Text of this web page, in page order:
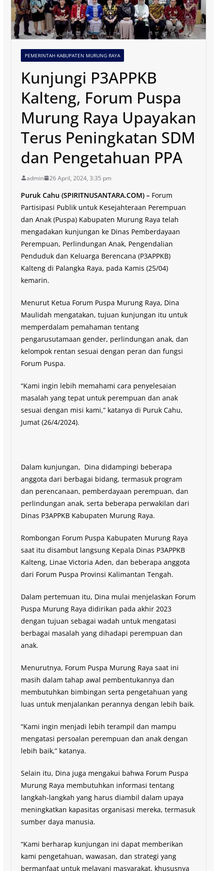
PEMERINTAH KABUPATEN MURUNG RAYA
Kunjungi P3APPKB
Kalteng, Forum Puspa
Murung Raya Upayakan
Terus Peningkatan SDM
dan Pengetahuan PPA
admin 26 April, 2024, 3:35 pm
Puruk Cahu (SPIRITNUSANTARA.COM) –Forum
Partisipasi Publik untuk Kesejahteraan Perempuan
dan Anak (Puspa) Kabupaten Murung Raya telah
mengadakan kunjungan ke Dinas Pemberdayaan
Perempuan, Perlindungan Anak, Pengendalian
Penduduk dan Keluarga Berencana (P3APPKB)
Kalteng di Palangka Raya, pada Kamis (25/04)
kemarin.
Menurut Ketua Forum Puspa Murung Raya, Dina
Maulidah mengatakan, tujuan kunjungan itu untuk
memperdalam pemahaman tentang
pengarusutamaan gender, perlindungan anak, dan
kelompok rentan sesuai dengan peran dan fungsi
Forum Puspa.
“Kami ingin lebih memahami cara penyelesaian
masalah yang tepat untuk perempuan dan anak
sesuai dengan misi kami,” katanya di Puruk Cahu,
Jumat (26/4/2024).
Dalam kunjungan, Dina didampingi beberapa
anggota dari berbagai bidang, termasuk program
dan perencanaan, pemberdayaan perempuan, dan
perlindungan anak, serta beberapa perwakilan dari
Dinas P3APPKB Kabupaten Murung Raya.
Rombongan Forum Puspa Kabupaten Murung Raya
saat itu disambut langsung Kepala Dinas P3APPKB
Kalteng, Linae Victoria Aden, dan beberapa anggota
dari Forum Puspa Provinsi Kalimantan Tengah.
Dalam pertemuan itu, Dina mulai menjelaskan Forum
Puspa Murung Raya didirikan pada akhir 2023
dengan tujuan sebagai wadah untuk mengatasi
berbagai masalah yang dihadapi perempuan dan
anak.
Menurutnya, Forum Puspa Murung Raya saat ini
masih dalam tahap awal pembentukannya dan
membutuhkan bimbingan serta pengetahuan yang
luas untuk menjalankan perannya dengan lebih baik.
“Kami ingin menjadi lebih terampil dan mampu
mengatasi persoalan perempuan dan anak dengan
lebih baik,” katanya.
Selain itu, Dina juga mengakui bahwa Forum Puspa
Murung Raya membutuhkan informasi tentang
langkah-langkah yang harus diambil dalam upaya
meningkatkan kapasitas organisasi mereka, termasuk
sumber daya manusia.
“Kami berharap kunjungan ini dapat memberikan
kami pengetahuan, wawasan, dan strategi yang
bermanfaat untuk melayani masyarakat, khususnya